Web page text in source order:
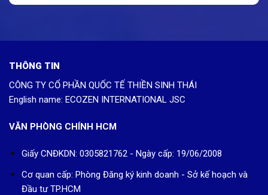
THÔNG TIN
CÔNG TY CỔ PHẦN QUỐC TẾ THIỀN SINH THÁI
English name: ECOZEN INTERNATIONAL JSC
VĂN PHÒNG CHÍNH HCM
Giấy CNĐKDN: 0305821762 - Ngày cấp: 19/06/2008
Cơ quan cấp: Phòng Đăng ký kinh doanh - Sở kế hoạch và
Đầu tư TP.HCM